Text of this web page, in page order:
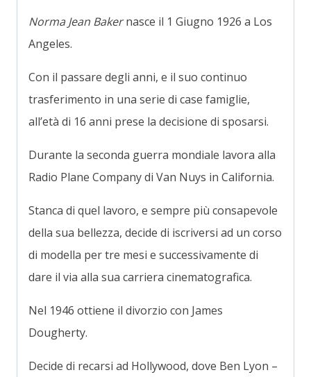
Norma Jean Bakernasce il 1 Giugno 1926 a Los
Angeles.
Con il passare degli anni, e il suo continuo
trasferimento in una serie di case famiglie,
all’età di 16 anni prese la decisione di sposarsi.
Durante la seconda guerra mondiale lavora alla
Radio Plane Company di Van Nuys in California.
Stanca di quel lavoro, e sempre più consapevole
della sua bellezza, decide di iscriversi ad un corso
di modella per tre mesi e successivamente di
dare il via alla sua carriera cinematografica.
Nel 1946 ottiene il divorzio con James
Dougherty.
Decide di recarsi ad Hollywood, dove Ben Lyon –